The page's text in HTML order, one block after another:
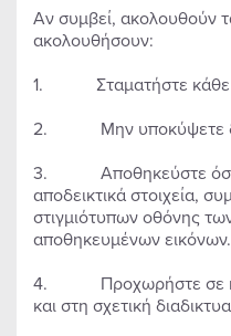
Αν συμβεί, ακολουθούν
ακολουθήσουν:
1. Σταματήστε κάθε
2. Μην υποκύψετε
3. Αποθηκεύστε όσο
αποδεικτικά στοιχεία,
στιγμιότυπων οθόνης
αποθηκευμένων εικόνων.
4. Προχωρήστε σε
και στη σχετική